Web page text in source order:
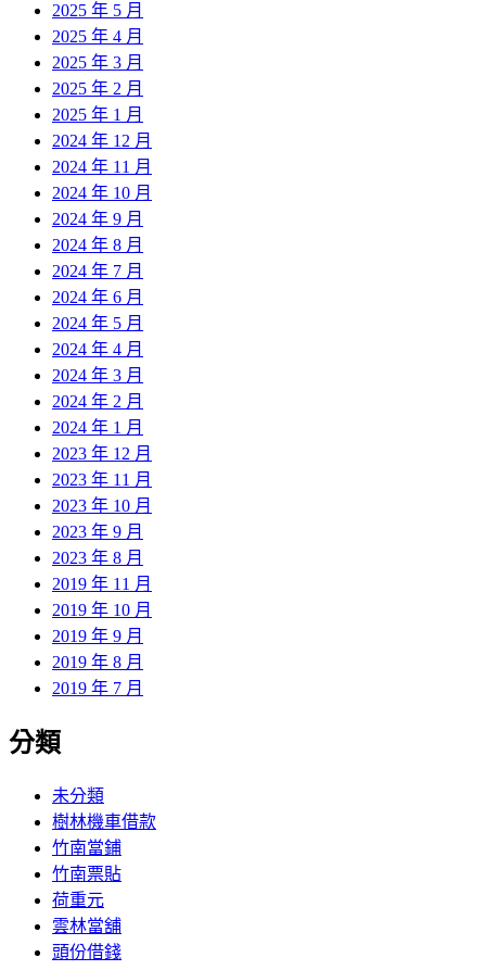
2025 年 5 月
2025 年 4 月
2025 年 3 月
2025 年 2 月
2025 年 1 月
2024 年 12 月
2024 年 11 月
2024 年 10 月
2024 年 9 月
2024 年 8 月
2024 年 7 月
2024 年 6 月
2024 年 5 月
2024 年 4 月
2024 年 3 月
2024 年 2 月
2024 年 1 月
2023 年 12 月
2023 年 11 月
2023 年 10 月
2023 年 9 月
2023 年 8 月
2019 年 11 月
2019 年 10 月
2019 年 9 月
2019 年 8 月
2019 年 7 月
分類
未分類
樹林機車借款
竹南當鋪
竹南票貼
荷重元
雲林當舖
頭份借錢